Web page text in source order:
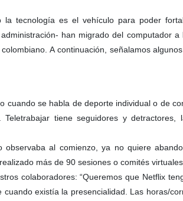
tecnología es el vehículo para poder
han migrado del computador
A continuación, señalamos
se habla de deporte individual o de
tiene seguidores y
al comienzo, ya no quiere
más de 90 sesiones o comités
colaboradores: “Queremos que Netflix
existía la presencialidad. Las horas/